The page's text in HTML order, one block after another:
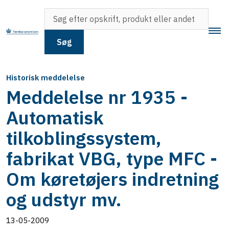
Søg
Historisk meddelelse
Meddelelse nr 1935 -
Automatisk
tilkoblingssystem,
fabrikat VBG, type MFC -
Om køretøjers indretning
og udstyr mv.
13-05-2009